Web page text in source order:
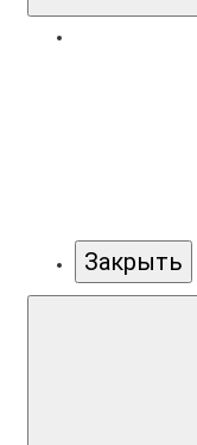
Закрыть